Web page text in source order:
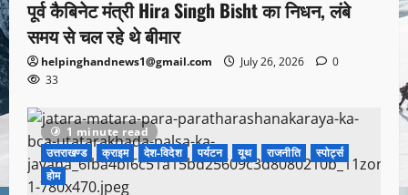
पूर्व कैबिनेट मंत्री Hira Singh Bisht का निधन, लंबे
समय से चल रहे थे बीमार
helpinghandnews1@gmail.com July 26, 2026
0
33
1 minute read
उत्तराखण्ड
क्राइम देश-विदेश पर्यटन यूथ राजनीति
स्पोर्ट्स
होम